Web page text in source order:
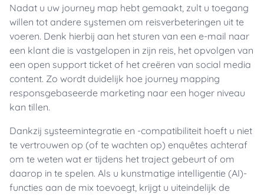
Nadat u uw journey map hebt gemaakt, zult u toegang
willen tot andere systemen om reisverbeteringen uit te
voeren. Denk hierbij aan het sturen van een e-mail naar
een klant die is vastgelopen in zijn reis, het opvolgen van
een open support ticket of het creëren van social media
content. Zo wordt duidelijk hoe journey mapping
responsgebaseerde marketing naar een hoger niveau
kan tillen.
Dankzij systeemintegratie en -compatibiliteit hoeft u niet
te vertrouwen op (of te wachten op) enquêtes achteraf
om te weten wat er tijdens het traject gebeurt of om
daarop in te spelen. Als u kunstmatige intelligentie (AI)-
functies aan de mix toevoegt, krijgt u uiteindelijk de